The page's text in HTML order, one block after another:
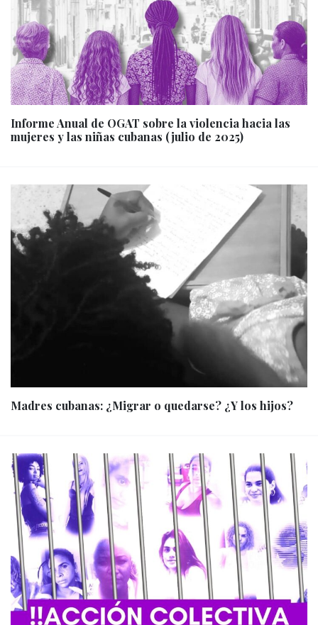
Informe Anual de OGAT sobre la violencia hacia las
mujeres y las niñas cubanas (julio de 2025)
Madres cubanas: ¿Migrar o quedarse? ¿Y los hijos?